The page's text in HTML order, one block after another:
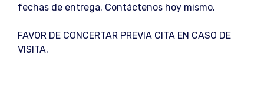
fechas de entrega. Contáctenos hoy mismo.
FAVOR DE CONCERTAR PREVIA CITA EN CASO DE
VISITA.